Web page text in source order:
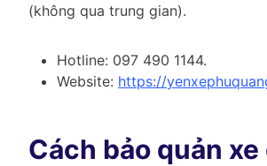
(không qua trung gian).
Hotline: 097 490 1144.
Website: https://
Cách bảo quản